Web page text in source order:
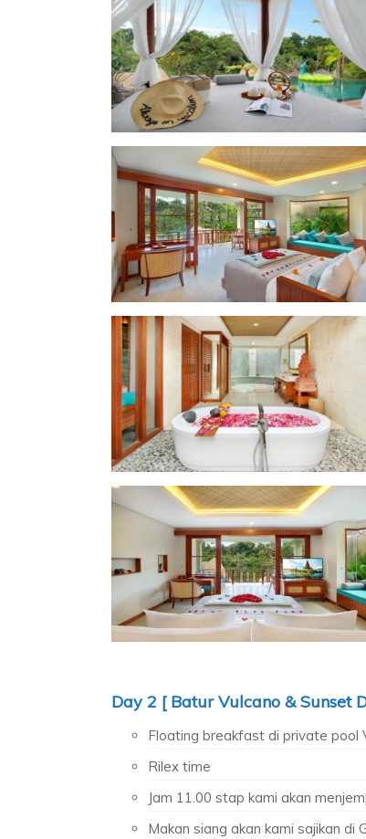
Day 2 [ Batur Vulcano & Sunset
Floating breakfast di private pool
Rilex time
Jam 11.00 stap kami akan
Makan siang akan kami sajikan di